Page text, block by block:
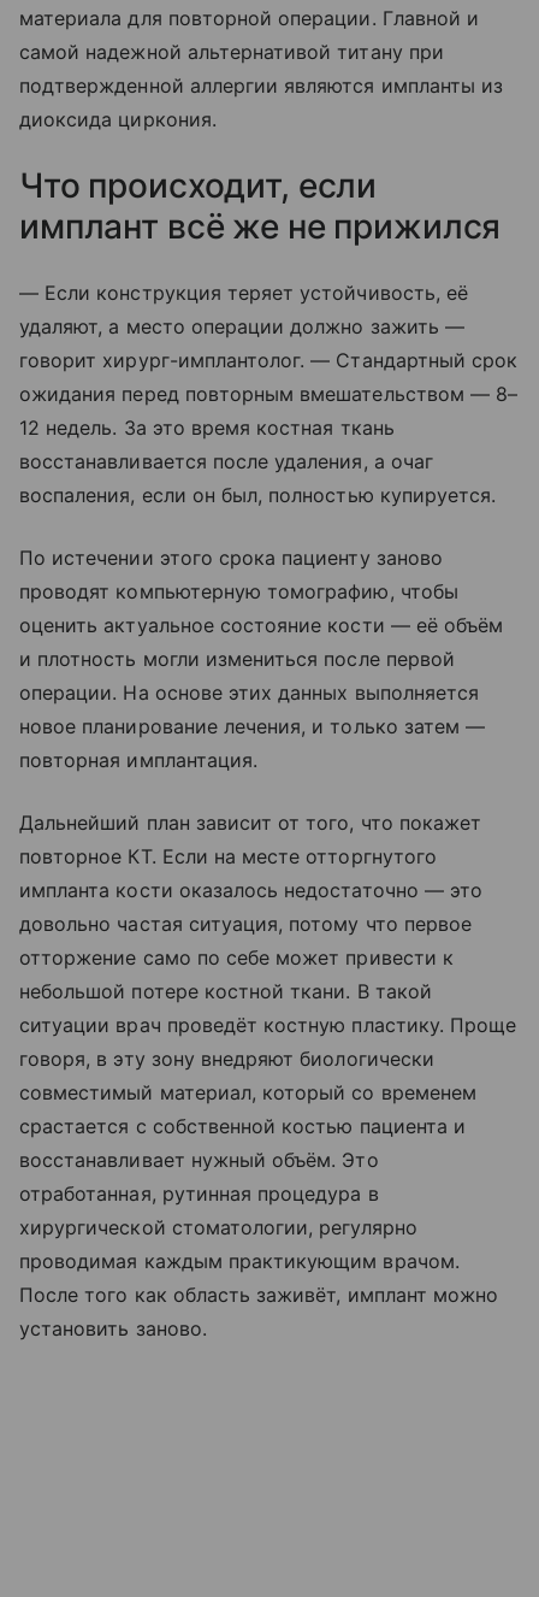
материала для повторной операции. Главной и
самой надежной альтернативой титану при
подтвержденной аллергии являются импланты из
диоксида циркония.
Что происходит, если
имплант всё же не прижился
— Если конструкция теряет устойчивость, её
удаляют, а место операции должно зажить —
говорит хирург-имплантолог. — Стандартный срок
ожидания перед повторным вмешательством — 8–
12 недель. За это время костная ткань
восстанавливается после удаления, а очаг
воспаления, если он был, полностью купируется.
По истечении этого срока пациенту заново
проводят компьютерную томографию, чтобы
оценить актуальное состояние кости — её объём
и плотность могли измениться после первой
операции. На основе этих данных выполняется
новое планирование лечения, и только затем —
повторная имплантация.
Дальнейший план зависит от того, что покажет
повторное КТ. Если на месте отторгнутого
импланта кости оказалось недостаточно — это
довольно частая ситуация, потому что первое
отторжение само по себе может привести к
небольшой потере костной ткани. В такой
ситуации врач проведёт костную пластику. Проще
говоря, в эту зону внедряют биологически
совместимый материал, который со временем
срастается с собственной костью пациента и
восстанавливает нужный объём. Это
отработанная, рутинная процедура в
хирургической стоматологии, регулярно
проводимая каждым практикующим врачом.
После того как область заживёт, имплант можно
установить заново.